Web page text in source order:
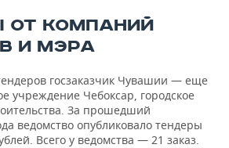
ОТ КОМПАНИЙ
И МЭРА
госзаказчик Чувашии — еще
учреждение Чебоксар, городское
За прошедший
ведомство опубликовало тендеры
Всего у ведомства — 21 заказ.